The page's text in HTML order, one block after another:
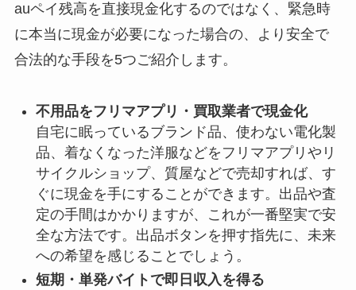
auペイ残高を直接現金化するのではなく、緊急時
に本当に現金が必要になった場合の、より安全で
合法的な手段を5つご紹介します。
不用品をフリマアプリ・買取業者で現金化
自宅に眠っているブランド品、使わない電化製
品、着なくなった洋服などをフリマアプリやリ
サイクルショップ、質屋などで売却すれば、す
ぐに現金を手にすることができます。出品や査
定の手間はかかりますが、これが一番堅実で安
全な方法です。出品ボタンを押す指先に、未来
への希望を感じることでしょう。
短期・単発バイトで即日収入を得る